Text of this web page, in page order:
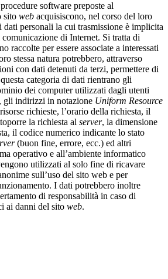
software preposte al
sito web acquisiscono, nel corso del loro
dati personali la cui trasmissione è implicita
di Internet. Si tratta di
raccolte per essere associate a interessati
stessa natura potrebbero, attraverso
con dati detenuti da terzi, permettere di
categoria di dati rientrano gli
dei computer utilizzati dagli utenti
gli indirizzi in notazione Uniform Resource
richieste, l’orario della richiesta, il
la richiesta al server, la dimensione
il codice numerico indicante lo stato
(buon fine, errore, ecc.) ed altri
operativo e all’ambiente informatico
utilizzati al solo fine di ricavare
sull’uso del sito web e per
I dati potrebbero inoltre
di responsabilità in caso di
ai danni del sito web.